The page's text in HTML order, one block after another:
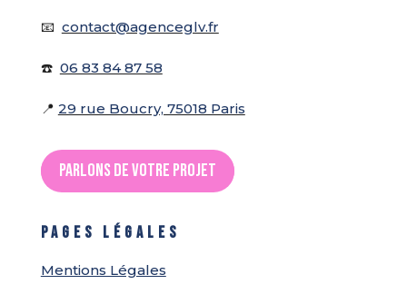
📧 contact@agenceglv.fr
☎️ 06 83 84 87 58
📍 29 rue Boucry, 75018 Paris
Parlons de votre projet
PAGES LÉGALES
Mentions Légales